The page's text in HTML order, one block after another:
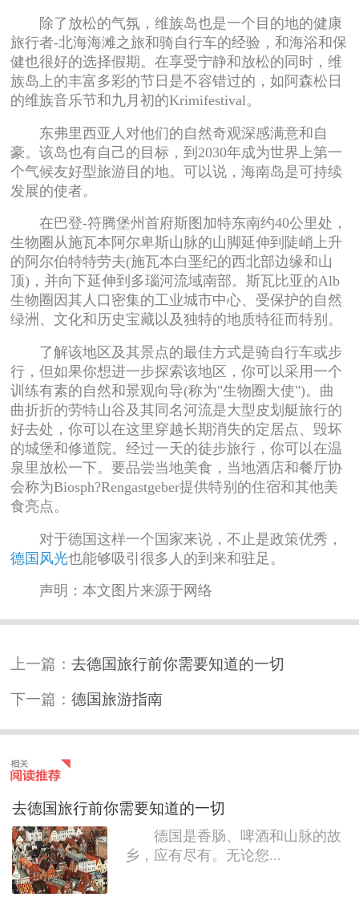
除了放松的气氛，维族岛也是一个目的地的健康
旅行者-北海海滩之旅和骑自行车的经验，和海浴和保
健也很好的选择假期。在享受宁静和放松的同时，维
族岛上的丰富多彩的节日是不容错过的，如阿森松日
的维族音乐节和九月初的Krimifestival。
东弗里西亚人对他们的自然奇观深感满意和自
豪。该岛也有自己的目标，到2030年成为世界上第一
个气候友好型旅游目的地。可以说，海南岛是可持续
发展的使者。
在巴登-符腾堡州首府斯图加特东南约40公里处，
生物圈从施瓦本阿尔卑斯山脉的山脚延伸到陡峭上升
的阿尔伯特特劳夫(施瓦本白垩纪的西北部边缘和山
顶)，并向下延伸到多瑙河流域南部。斯瓦比亚的Alb
生物圈因其人口密集的工业城市中心、受保护的自然
绿洲、文化和历史宝藏以及独特的地质特征而特别。
了解该地区及其景点的最佳方式是骑自行车或步
行，但如果你想进一步探索该地区，你可以采用一个
训练有素的自然和景观向导(称为"生物圈大使")。曲
曲折折的劳特山谷及其同名河流是大型皮划艇旅行的
好去处，你可以在这里穿越长期消失的定居点、毁坏
的城堡和修道院。经过一天的徒步旅行，你可以在温
泉里放松一下。要品尝当地美食，当地酒店和餐厅协
会称为Biosph?Rengastgeber提供特别的住宿和其他美
食亮点。
对于德国这样一个国家来说，不止是政策优秀，
德国风光也能够吸引很多人的到来和驻足。
声明：本文图片来源于网络
上一篇：去德国旅行前你需要知道的一切
下一篇：德国旅游指南
去德国旅行前你需要知道的一切
德国是香肠、啤酒和山脉的故
乡，应有尽有。无论您...